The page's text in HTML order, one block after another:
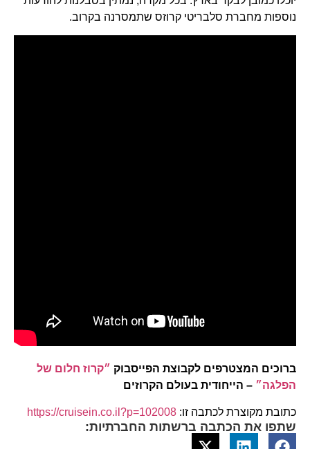
נוספות מחברת סלבריטי קרוזס שתמסרנה בקרוב.
ברוכים המצטרפים לקבוצת הפייסבוק״קרוז חלום של
הפלגה״– הייחודית בעולם הקרוזים
כתובת מקוצרת לכתבה זו: https://cruisein.co.il?p=102008
שתפו את הכתבה ברשתות החברתיות: